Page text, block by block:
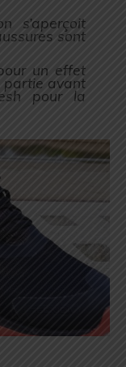
s’aperçoit
sont
un effet
partie avant
pour la